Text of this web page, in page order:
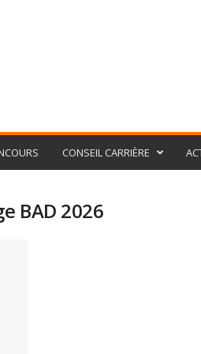
CONSEIL CARRIÈRE
BAD 2026